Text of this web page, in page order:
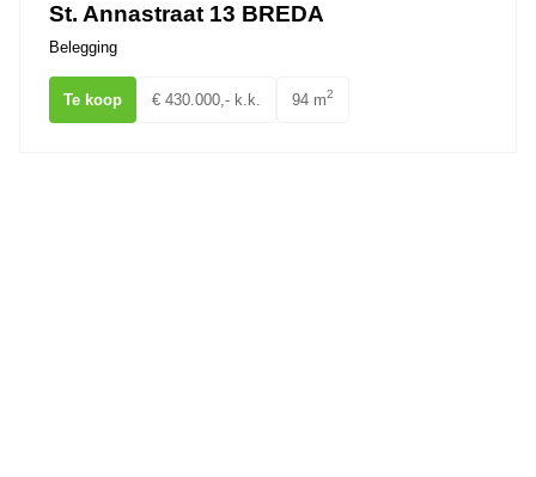
St. Annastraat 13 BREDA
Belegging
Te koop € 430.000,- k.k. 94 m2